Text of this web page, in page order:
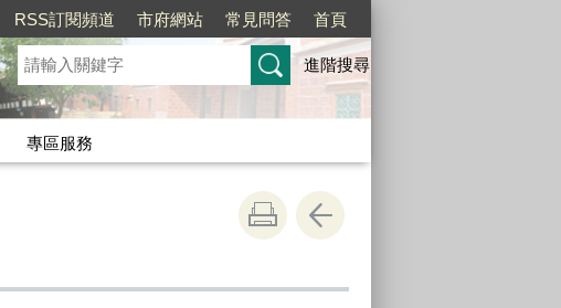
RSS訂閱頻道 市府網站 常見問答 首頁
進階搜尋
專區服務